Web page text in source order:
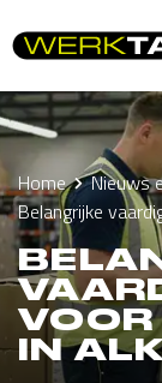
Home Nieuws
Belangrijke
VOOR
IN